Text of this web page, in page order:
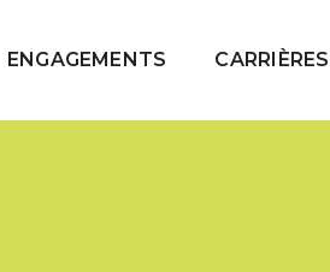
ENGAGEMENTS CARRIÈRES